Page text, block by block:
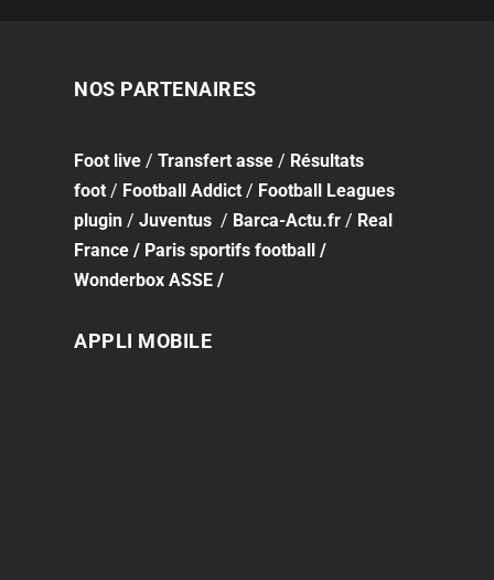
NOS PARTENAIRES
Foot live /Transfert asse / Résultats
foot / Football Addict / Football Leagues
plugin /Juventus / Barca-Actu.fr / Real
France / Paris sportifs football /
Wonderbox ASSE /
APPLI MOBILE